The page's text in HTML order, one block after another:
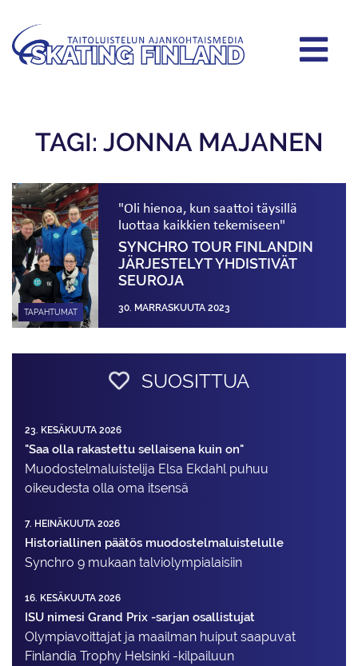
TAGI: JONNA MAJANEN
TAPAHTUMAT
"Oli hienoa, kun saattoi täysillä
luottaa kaikkien tekemiseen"
SYNCHRO TOUR FINLANDIN
JÄRJESTELYT YHDISTIVÄT
SEUROJA
30. MARRASKUUTA 2023
SUOSITTUA
23. KESÄKUUTA 2026
"Saa olla rakastettu sellaisena kuin on"
Muodostelma­luistelija Elsa Ekdahl puhuu
oikeudesta olla oma itsensä
7. HEINÄKUUTA 2026
Historiallinen päätös muodostelmaluistelulle
Synchro 9 mukaan talviolympialaisiin
16. KESÄKUUTA 2026
ISU nimesi Grand Prix -sarjan osallistujat
Olympiavoittajat ja maailman huiput saapuvat
Finlandia Trophy Helsinki -kilpailuun